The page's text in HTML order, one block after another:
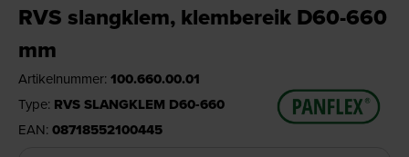
RVS slangklem, klembereik D60-660
mm
Artikelnummer: 100.660.00.01
Type: RVS SLANGKLEM D60-660
EAN: 08718552100445